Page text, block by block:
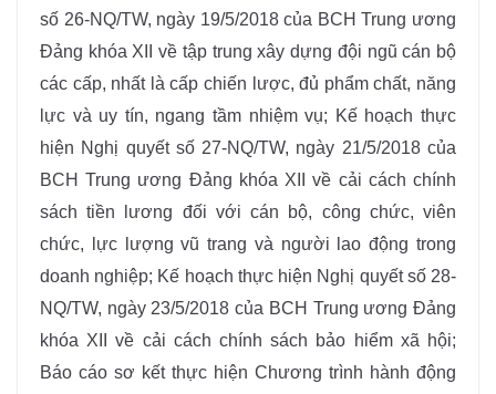
số 26-NQ/TW, ngày 19/5/2018 của BCH Trung ương
Đảng khóa XII về tập trung xây dựng đội ngũ cán bộ
các cấp, nhất là cấp chiến lược, đủ phẩm chất, năng
lực và uy tín, ngang tầm nhiệm vụ; Kế hoạch thực
hiện Nghị quyết số 27-NQ/TW, ngày 21/5/2018 của
BCH Trung ương Đảng khóa XII về cải cách chính
sách tiền lương đối với cán bộ, công chức, viên
chức, lực lượng vũ trang và người lao động trong
doanh nghiệp; Kế hoạch thực hiện Nghị quyết số 28-
NQ/TW, ngày 23/5/2018 của BCH Trung ương Đảng
khóa XII về cải cách chính sách bảo hiểm xã hội;
Báo cáo sơ kết thực hiện Chương trình hành động